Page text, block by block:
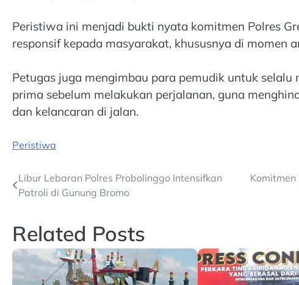
Peristiwa ini menjadi bukti nyata komitmen Polres
responsif kepada masyarakat, khususnya di momen
Petugas juga mengimbau para pemudik untuk
prima sebelum melakukan perjalanan, guna
dan kelancaran di jalan.
Peristiwa
Post
Libur Lebaran Polres Probolinggo Intensifkan
Patroli di Gunung Bromo
Related Posts